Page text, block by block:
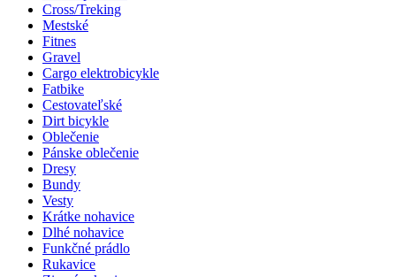
Cross/Treking
Mestské
Fitnes
Gravel
Cargo elektrobicykle
Fatbike
Cestovateľské
Dirt bicykle
Oblečenie
Pánske oblečenie
Dresy
Bundy
Vesty
Krátke nohavice
Dlhé nohavice
Funkčné prádlo
Rukavice